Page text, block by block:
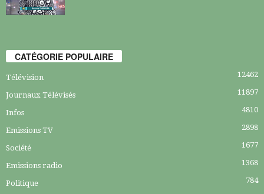
CATÉGORIE POPULAIRE
Télévision 12462
Journaux Télévisés 11897
Infos 4810
Emissions TV 2898
Société 1677
Emissions radio 1368
Politique 784